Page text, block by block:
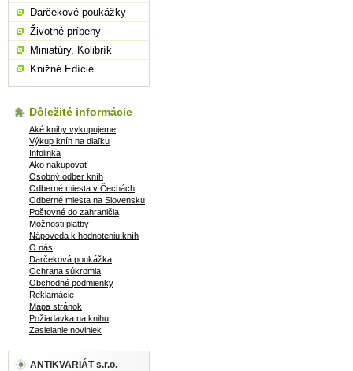
Darčekové poukážky
Životné príbehy
Miniatúry, Kolibrík
Knižné Edície
Dôležité informácie
Aké knihy vykupujeme
Výkup kníh na diaľku
Infolinka
Ako nakupovať
Osobný odber kníh
Odberné miesta v Čechách
Odberné miesta na Slovensku
Poštovné do zahraničia
Možnosti platby
Nápoveda k hodnoteniu kníh
O nás
Darčeková poukážka
Ochrana súkromia
Obchodné podmienky
Reklamácie
Mapa stránok
Požiadavka na knihu
Zasielanie noviniek
ANTIKVARIÁT s.r.o.